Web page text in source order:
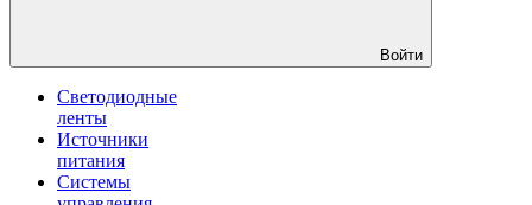
Войти
Светодиодные
ленты
Источники
питания
Системы